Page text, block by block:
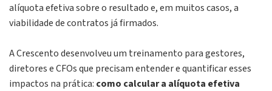
alíquota efetiva sobre o resultado e, em muitos casos, a
viabilidade de contratos já firmados.
A Crescento desenvolveu um treinamento para gestores,
diretores e CFOs que precisam entender e quantificar esses
impactos na prática: como calcular a alíquota efetiva